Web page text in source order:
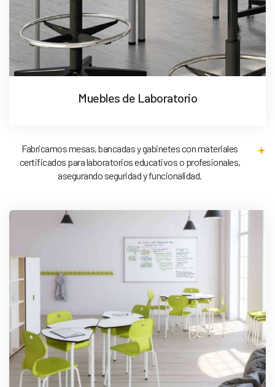
Muebles de Laboratorio
Fabricamos mesas, bancadas y gabinetes con materiales
certificados para laboratorios educativos o profesionales,
asegurando seguridad y funcionalidad.